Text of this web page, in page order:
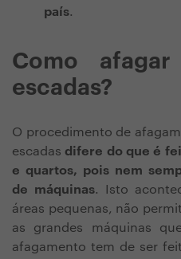
país.
Como
escadas?
O procedimento de
escadas difere do que é
e quartos, pois nem
de máquinas. Isto
áreas pequenas, não
as grandes máquinas
afagamento tem de ser